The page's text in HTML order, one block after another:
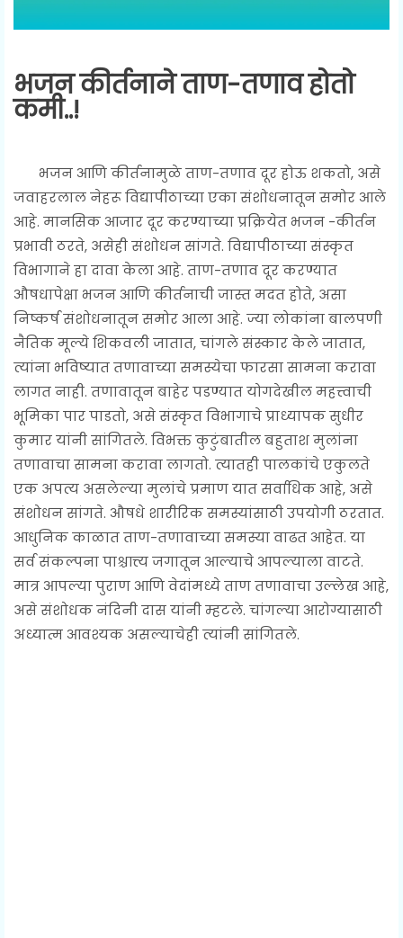
भजन कीर्तनाने ताण-तणाव होतो
कमी..!
भजन आणि कीर्तनामुळे ताण-तणाव दूर होऊ शकतो, असे
जवाहरलाल नेहरू विद्यापीठाच्या एका संशोधनातून समोर आले
आहे. मानसिक आजार दूर करण्याच्या प्रक्रियेत भजन -कीर्तन
प्रभावी ठरते, असेही संशोधन सांगते. विद्यापीठाच्या संस्कृत
विभागाने हा दावा केला आहे. ताण-तणाव दूर करण्यात
औषधापेक्षा भजन आणि कीर्तनाची जास्त मदत होते, असा
निष्कर्ष संशोधनातून समोर आला आहे. ज्या लोकांना बालपणी
नैतिक मूल्ये शिकवली जातात, चांगले संस्कार केले जातात,
त्यांना भविष्यात तणावाच्या समस्येचा फारसा सामना करावा
लागत नाही. तणावातून बाहेर पडण्यात योगदेखील महत्त्वाची
भूमिका पार पाडतो, असे संस्कृत विभागाचे प्राध्यापक सुधीर
कुमार यांनी सांगितले. विभक्त कुटुंबातील बहुताश मुलांना
तणावाचा सामना करावा लागतो. त्यातही पालकांचे एकुलते
एक अपत्य असलेल्या मुलांचे प्रमाण यात सर्वाधिक आहे, असे
संशोधन सांगते. औषधे शारीरिक समस्यांसाठी उपयोगी ठरतात.
आधुनिक काळात ताण-तणावाच्या समस्या वाढत आहेत. या
सर्व संकल्पना पाश्चात्त्य जगातून आल्याचे आपल्याला वाटते.
मात्र आपल्या पुराण आणि वेदांमध्ये ताण तणावाचा उल्लेख आहे,
असे संशोधक नंदिनी दास यांनी म्हटले. चांगल्या आरोग्यासाठी
अध्यात्म आवश्यक असल्याचेही त्यांनी सांगितले.